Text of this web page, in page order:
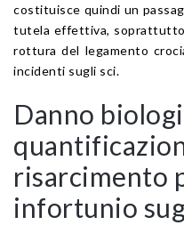
costituisce quindi un
tutela effettiva, soprattutto
rottura del legamento
incidenti sugli sci.
Danno
risarcimento
infortunio